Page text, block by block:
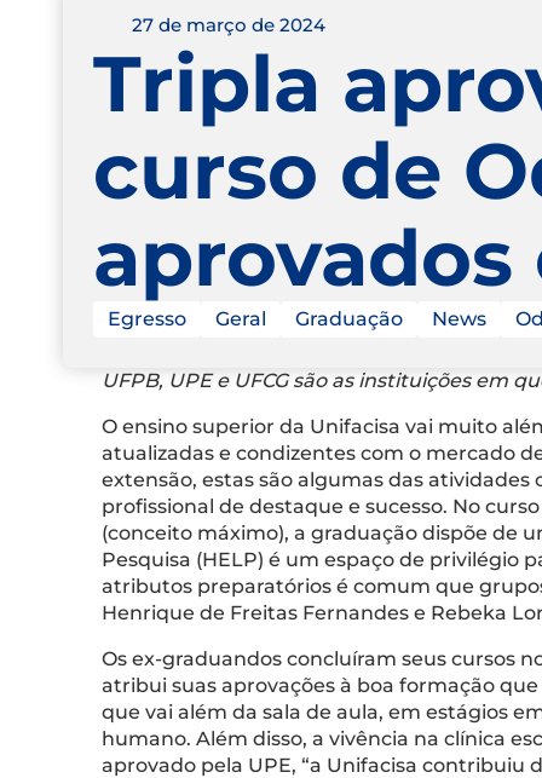
27 de março de 2024
Tripla
curso de
Egresso Geral Graduação News
UFPB, UPE e UFCG são as instituições em
O ensino superior da Unifacisa vai muito
atualizadas e condizentes com o mercado
extensão, estas são algumas das
profissional de destaque e sucesso. No
(conceito máximo), a graduação dispõe de
Pesquisa (HELP) é um espaço de privilégio
atributos preparatórios é comum que
Henrique de Freitas Fernandes e Rebeka
Os ex-graduandos concluíram seus cursos
atribui suas aprovações à boa formação
que vai além da sala de aula, em estágios
humano. Além disso, a vivência na clínica
aprovado pela UPE, “a Unifacisa